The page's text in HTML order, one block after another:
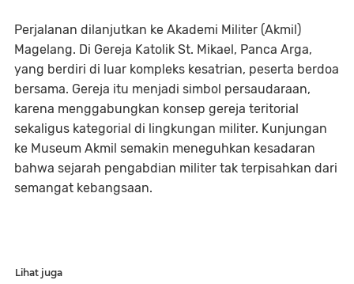
Perjalanan dilanjutkan ke Akademi Militer (Akmil)
Magelang. Di Gereja Katolik St. Mikael, Panca Arga,
yang berdiri di luar kompleks kesatrian, peserta berdoa
bersama. Gereja itu menjadi simbol persaudaraan,
karena menggabungkan konsep gereja teritorial
sekaligus kategorial di lingkungan militer. Kunjungan
ke Museum Akmil semakin meneguhkan kesadaran
bahwa sejarah pengabdian militer tak terpisahkan dari
semangat kebangsaan.
Lihat juga